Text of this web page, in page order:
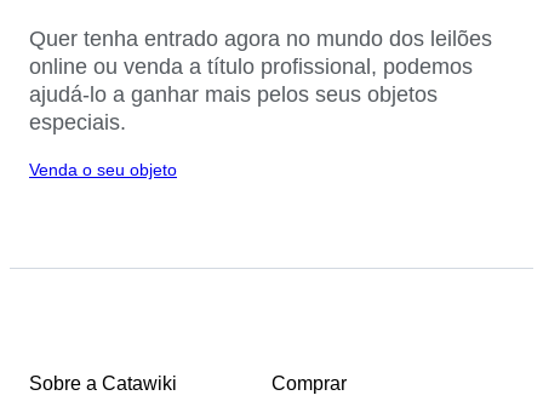
Quer tenha entrado agora no mundo dos leilões
online ou venda a título profissional, podemos
ajudá-lo a ganhar mais pelos seus objetos
especiais.
Venda o seu objeto
Sobre a Catawiki Comprar